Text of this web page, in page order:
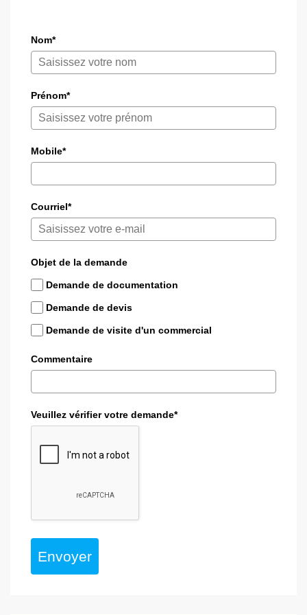
Nom*
Prénom*
Mobile*
Courriel*
Objet de la demande
Demande de documentation
Demande de devis
Demande de visite d'un commercial
Commentaire
Veuillez vérifier votre demande*
Envoyer